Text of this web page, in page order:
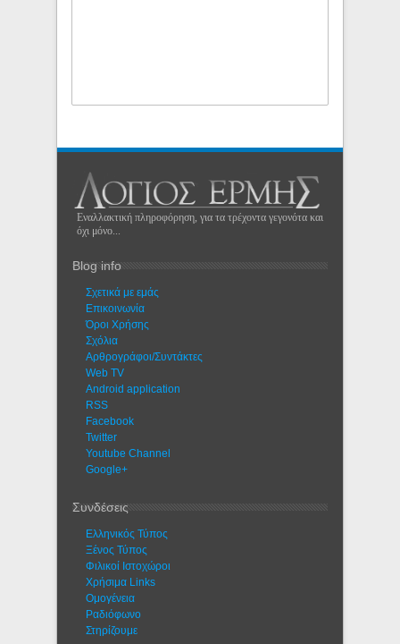
Εναλλακτική πληροφόρηση, για τα τρέχοντα γεγονότα και
όχι μόνο...
Blog info
Σχετικά με εμάς
Eπικοινωνία
Όροι Χρήσης
Σχόλια
Αρθρογράφοι/Συντάκτες
Web TV
Android application
RSS
Facebook
Twitter
Youtube Channel
Google+
Συνδέσεις
Ελληνικός Τύπος
Ξένος Τύπος
Φιλικοί Ιστοχώροι
Χρήσιμα Links
Ομογένεια
Ραδιόφωνο
Στηρίζουμε